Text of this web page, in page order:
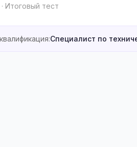
Итоговый тест
Специалист по